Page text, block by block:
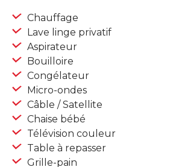
Chauffage
Lave linge privatif
Aspirateur
Bouilloire
Congélateur
Micro-ondes
Câble / Satellite
Chaise bébé
Télévision couleur
Table à repasser
Grille-pain